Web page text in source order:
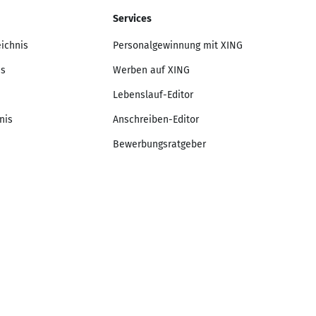
Services
Personalgewinnung mit XING
Werben auf XING
Lebenslauf-Editor
Anschreiben-Editor
Bewerbungsratgeber